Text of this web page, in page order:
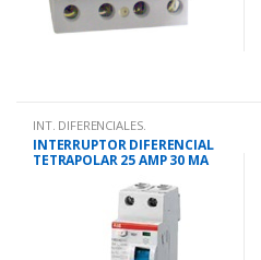
INT. DIFERENCIALES.
INTERRUPTOR DIFERENCIAL
TETRAPOLAR 25 AMP 30 MA